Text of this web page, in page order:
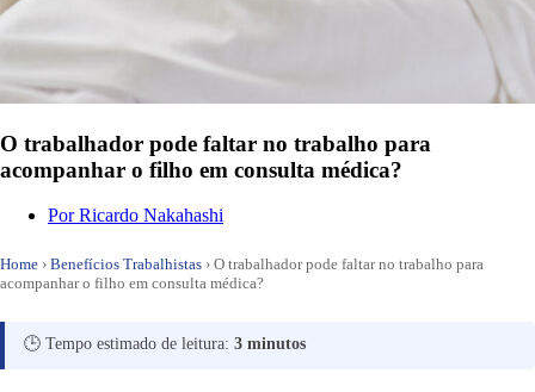
O trabalhador pode faltar no trabalho para
acompanhar o filho em consulta médica?
PorRicardo Nakahashi
Home › Benefícios Trabalhistas › O trabalhador pode faltar no trabalho para
acompanhar o filho em consulta médica?
🕒 Tempo estimado de leitura: 3 minutos